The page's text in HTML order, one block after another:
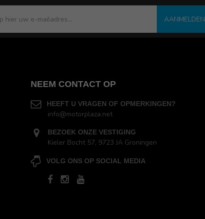
AANMELDEN
NEEM CONTACT OP
HEEFT U VRAGEN OF OPMERKINGEN?
info@motorplaza.net
BEZOEK ONZE VESTIGING
Kieler Bocht 57, 9723 JA Groningen
VOLG ONS OP SOCIAL MEDIA